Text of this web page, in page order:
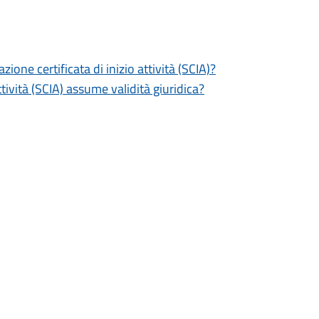
certificata di inizio attività (SCIA)?
(SCIA) assume validità giuridica?